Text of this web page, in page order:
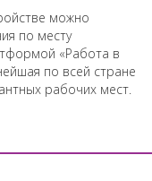
можно
по месту
«Работа в
по всей стране
рабочих мест.